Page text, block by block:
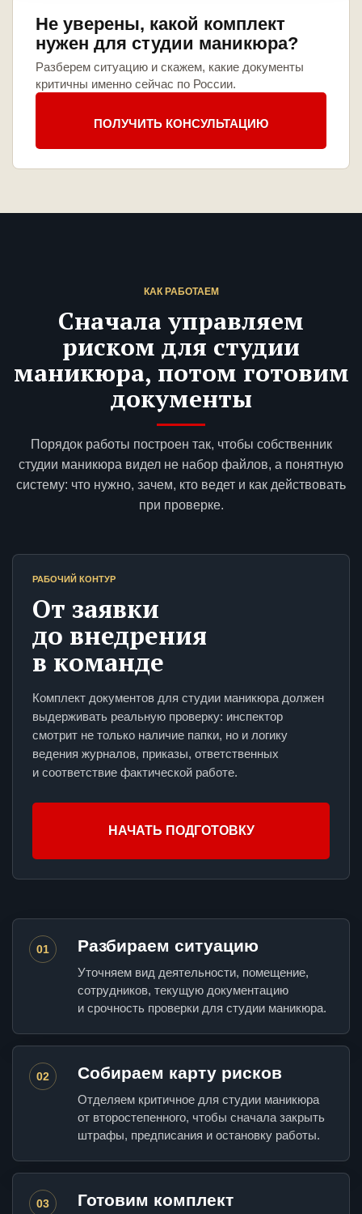
Не уверены, какой комплект
нужен для студии маникюра?
Разберем ситуацию и скажем, какие документы
критичны именно сейчас по России.
ПОЛУЧИТЬ КОНСУЛЬТАЦИЮ
КАК РАБОТАЕМ
Сначала управляем
риском для студии
маникюра, потом готовим
документы
Порядок работы построен так, чтобы собственник
студии маникюра видел не набор файлов, а понятную
систему: что нужно, зачем, кто ведет и как действовать
при проверке.
РАБОЧИЙ КОНТУР
От заявки
до внедрения
в команде
Комплект документов для студии маникюра должен
выдерживать реальную проверку: инспектор
смотрит не только наличие папки, но и логику
ведения журналов, приказы, ответственных
и соответствие фактической работе.
НАЧАТЬ ПОДГОТОВКУ
01 Разбираем ситуацию
Уточняем вид деятельности, помещение,
сотрудников, текущую документацию
и срочность проверки для студии маникюра.
02 Собираем карту рисков
Отделяем критичное для студии маникюра
от второстепенного, чтобы сначала закрыть
штрафы, предписания и остановку работы.
03 Готовим комплект